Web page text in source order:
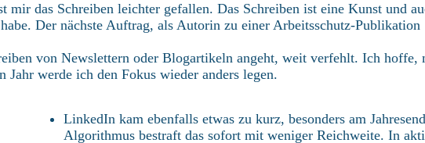
mir das Schreiben leichter gefallen. Das Schreiben ist eine Kunst und
Der nächste Auftrag, als Autorin zu einer Arbeitsschutz-Publikation
von Newslettern oder Blogartikeln angeht, weit verfehlt. Ich hoffe,
Jahr werde ich den Fokus wieder anders legen.
LinkedIn kam ebenfalls etwas zu kurz, besonders am
Algorithmus bestraft das sofort mit weniger Reichweite. In